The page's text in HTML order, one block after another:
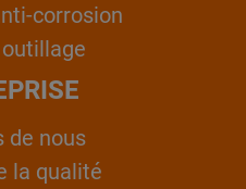
corrosion
de nous
la qualité